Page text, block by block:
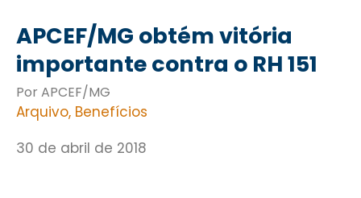
APCEF/MG obtém vitória
importante contra o RH 151
Por APCEF/MG
Arquivo, Benefícios
30 de abril de 2018